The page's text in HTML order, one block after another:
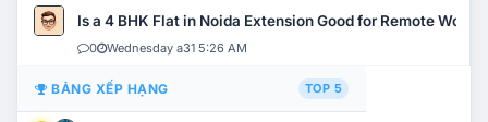
Is a 4 BHK Flat in Noida Extension Good for Remote Work?
0 Wednesday a31 5:26 AM
BẢNG XẾP HẠNG TOP 5